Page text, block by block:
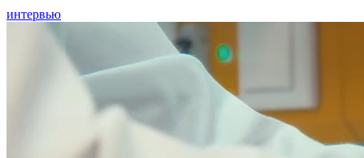
интервью